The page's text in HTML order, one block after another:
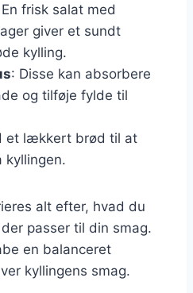
frisk salat med
giver et sundt
kylling.
: Disse kan absorbere
og tilføje fylde til
et lækkert brød til at
kyllingen.
alt efter, hvad du
passer til din smag.
en balanceret
kyllingens smag.